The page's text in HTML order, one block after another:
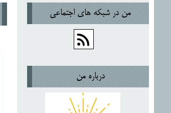
من در شبكه هاي اجتماعي
درباره من